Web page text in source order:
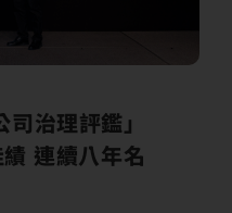
治理評鑑」
連續八年名